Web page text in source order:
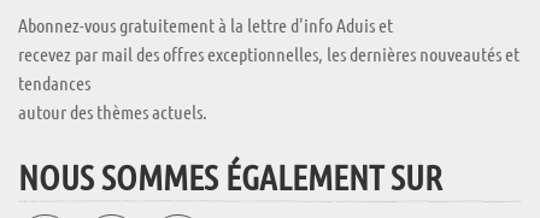
Abonnez-vous gratuitement à la lettre d'info Aduis et
recevez par mail des offres exceptionnelles, les dernières nouveautés et
tendances
autour des thèmes actuels.
NOUS SOMMES ÉGALEMENT SUR